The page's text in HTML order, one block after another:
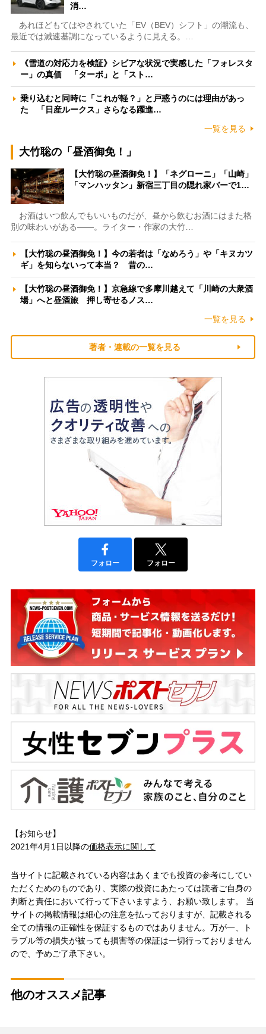
消…
あれほどもてはやされていた「EV（BEV）シフト」の潮流も、
最近では減速基調になっているように見える。…
《雪道の対応力を検証》シビアな状況で実感した「フォレスタ
ー」の真価 「ターボ」と「スト…
乗り込むと同時に「これが軽？」と戸惑うのには理由があっ
た 「日産ルークス」さらなる躍進…
一覧を見る
大竹聡の「昼酒御免！」
【大竹聡の昼酒御免！】「ネグローニ」「山崎」
「マンハッタン」新宿三丁目の隠れ家バーで1…
お酒はいつ飲んでもいいものだが、昼から飲むお酒にはまた格
別の味わいがある――。ライター・作家の大竹…
【大竹聡の昼酒御免！】今の若者は「なめろう」や「キヌカツ
ギ」を知らないって本当？ 昔の…
【大竹聡の昼酒御免！】京急線で多摩川越えて「川崎の大衆酒
場」へと昼酒旅 押し寄せるノス…
一覧を見る
著者・連載の一覧を見る
フォロー フォロー
【お知らせ】
2021年4月1日以降の価格表示に関して
当サイトに記載されている内容はあくまでも投資の参考にしてい
ただくためのものであり、実際の投資にあたっては読者ご自身の
判断と責任において行って下さいますよう、お願い致します。 当
サイトの掲載情報は細心の注意を払っておりますが、記載される
全ての情報の正確性を保証するものではありません。万が一、ト
ラブル等の損失が被っても損害等の保証は一切行っておりません
ので、予めご了承下さい。
他のオススメ記事